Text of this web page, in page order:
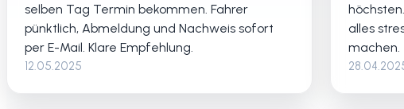
selben Tag Termin bekommen. Fahrer
pünktlich, Abmeldung und Nachweis sofort
per E-Mail. Klare Empfehlung.
12.05.2025
alles
machen.